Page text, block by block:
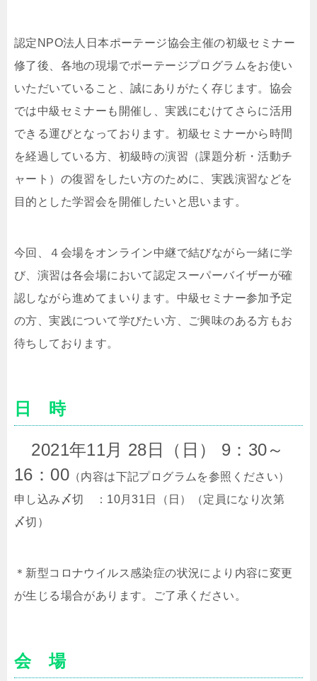
認定 NPO法人日本ポーテージ協会主催の初級セミナー
修了後、各地の現場でポーテージプログラムをお使い
いただいていること、誠にありがたく存じます。協会
では中級セミナーも開催し、実践にむけてさらに活用
できる運びとなっております。初級セミナーから時間
を経過している方、初級時の演習（課題分析・活動チ
ャート）の復習をしたい方のために、実践演習などを
目的とした学習会を開催したいと思います。
今回、４会場をオンライン中継で結びながら一緒に学
び、演習は各会場において認定スーパーバイザーが確
認しながら進めてまいります。中級セミナー参加予定
の方、実践について学びたい方、ご興味のある方もお
待ちしております。
日 時
2021年11月 28日（日） 9：30～
16：00 （内容は下記プログラムを参照ください）
申し込み〆切 ： 10月31 日（日）（定員になり次第
〆切）
＊新型コロナウイルス感染症の状況により内容に変更
が生じる場合があります。ご了承ください。
会 場